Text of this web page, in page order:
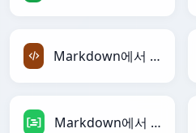
Markdown에서 XML로
Markdown에서 DAX로